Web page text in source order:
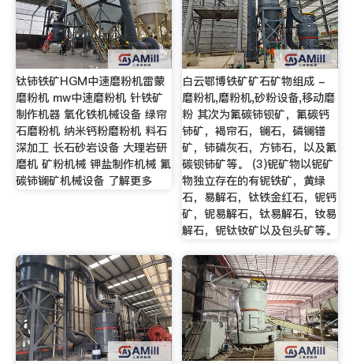
钛铈铁矿HGM中速磨粉机雷蒙
磨粉机 mw中速磨粉机 针铁矿
制作机器 氧化铁机械设备 绿帘
石磨粉机 纳米钙粉磨粉机 料石
深加工 长石砂岩设备 大理岩研
磨机 矿粉机械 钾盐制作机械 氟
碳铈镧矿机械设备 了解更多
白云鄂博铁矿矿石矿物组成 -
磨粉机,磨粉机,砂粉设备,移动磨
粉 其次为氟碳铈钡矿，氟碳钙
铈矿，褐帘石，镧石，磷镧镨
矿，铈磷灰石，方铈石，以及氟
碳钡铈矿等。 (3)铌矿物以铌矿
物独立存在的有铌铁矿，黄绿
石，易解石，钛铁金红石，铌钙
矿，铌易解石，钛易解石，钕易
解石，铌钛钕矿以及包头矿等。